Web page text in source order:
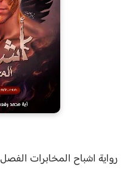
رواية اشباح المخابرات الفصل